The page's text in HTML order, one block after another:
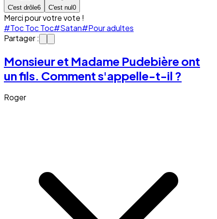
C'est drôle6 C'est nul0
Merci pour votre vote !
#Toc Toc Toc#Satan#Pour adultes
Partager :
Monsieur et Madame Pudebière ont
un fils. Comment s'appelle-t-il ?
Roger